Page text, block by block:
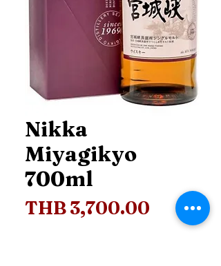
Nikka
Miyagikyo
700ml
THB 3,700.00 Price